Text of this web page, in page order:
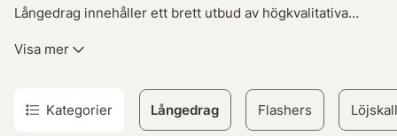
Långedrag innehåller ett brett utbud av högkvalitativa
spinnfiske och havsfisketillbehör. Oavsett om du är en
sortiment av långedrag att ge dig de verktygen du behöver
för att lyckas ute på vattnet.
Visa mer
Kategorier Flashers
Långedrag